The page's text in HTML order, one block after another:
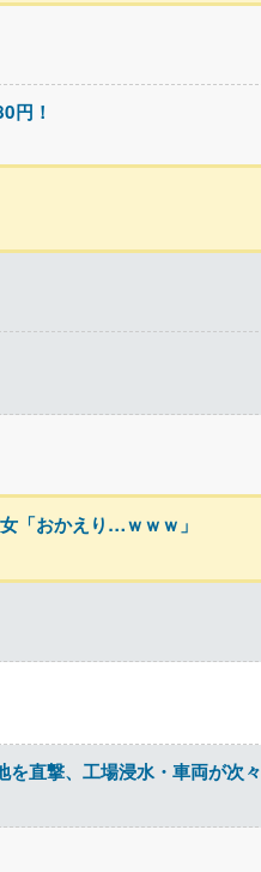
円！
「おかえり…ｗｗｗ」
直撃、工場浸水・車両が次